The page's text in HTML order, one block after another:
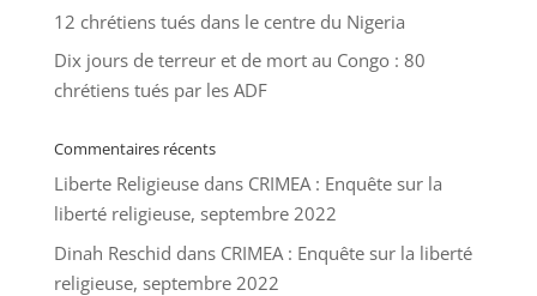
12 chrétiens tués dans le centre du Nigeria
Dix jours de terreur et de mort au Congo : 80
chrétiens tués par les ADF
Commentaires récents
Liberte Religieusedans CRIMEA : Enquête sur la
liberté religieuse, septembre 2022
Dinah Reschid dans CRIMEA : Enquête sur la liberté
religieuse, septembre 2022